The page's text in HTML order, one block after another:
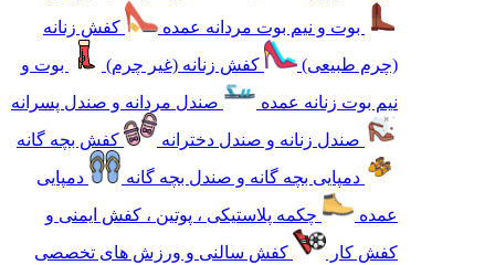
بوت و نیم بوت مردانه عمده
کفش زنانه
(چرم طبیعی)
کفش زنانه (غیر چرم)
بوت و
نیم بوت زنانه عمده
صندل مردانه و صندل پسرانه
صندل زنانه و صندل دخترانه
کفش بچه گانه
دمپایی بچه گانه و صندل بچه گانه
دمپایی
عمده
چکمه پلاستیکی ، پوتین ، کفش ایمنی و
کفش کار
کفش سالنی و ورزش های تخصصی